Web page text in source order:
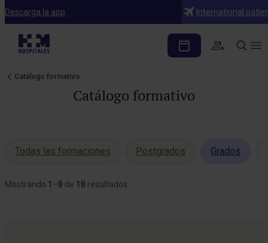
Descarga la app International
Catálogo formativo
Catálogo formativo
Todas las formaciones Postgrados Grados
Mostrando 1 –8 de 18 resultados